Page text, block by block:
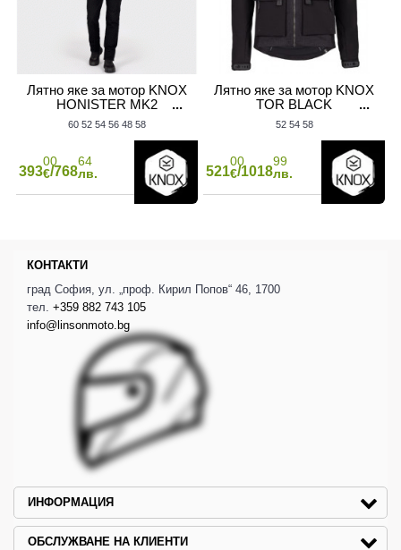
Лятно яке за мотор KNOX
HONISTER MK2
60 52 54 56 48 58
393
00
€/768
64
лв.
Лятно яке за мотор KNOX
TOR BLACK
52 54 58
521
00
€/1018
99
лв.
КОНТАКТИ
град София, ул. „проф. Кирил Попов“ 46, 1700
тел. +359 882 743 105
info@linsonmoto.bg
ИНФОРМАЦИЯ
ОБСЛУЖВАНЕ НА КЛИЕНТИ